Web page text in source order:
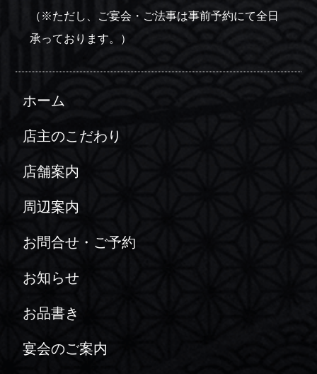
（※ただし、ご宴会・ご法事は事前予約にて全日
承っております。）
ホーム
店主のこだわり
店舗案内
周辺案内
お問合せ・ご予約
お知らせ
お品書き
宴会のご案内